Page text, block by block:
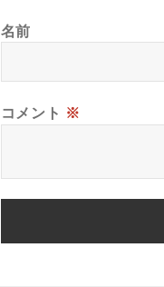
名前
コメント ※